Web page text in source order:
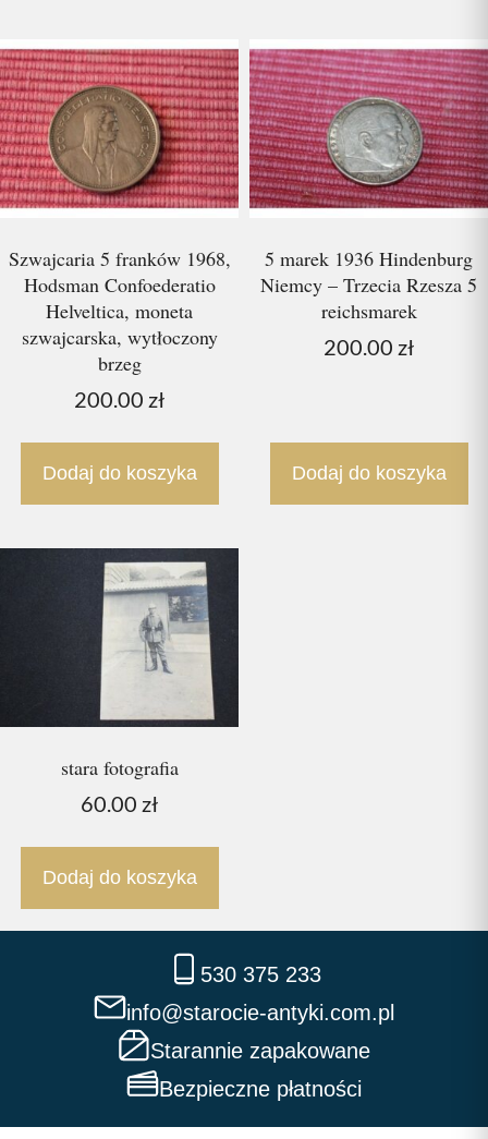
Szwajcaria 5 franków 1968,
Hodsman Confoederatio
Helveltica, moneta
szwajcarska, wytłoczony
brzeg
200.00 zł
Dodaj do koszyka
5 marek 1936 Hindenburg
Niemcy – Trzecia Rzesza 5
reichsmarek
200.00 zł
Dodaj do koszyka
stara fotografia
60.00 zł
Dodaj do koszyka
530 375 233
info@starocie-antyki.com.pl
Starannie zapakowane
Bezpieczne płatności